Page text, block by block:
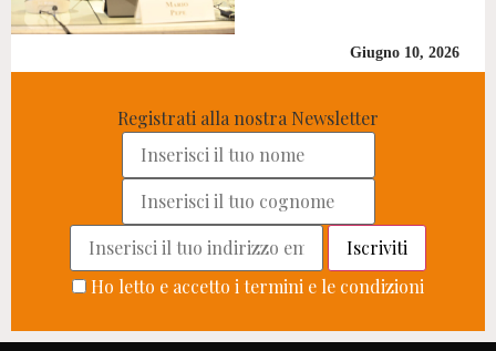
Giugno 10, 2026
Registrati alla nostra Newsletter
Ho letto e accetto i termini e le condizioni